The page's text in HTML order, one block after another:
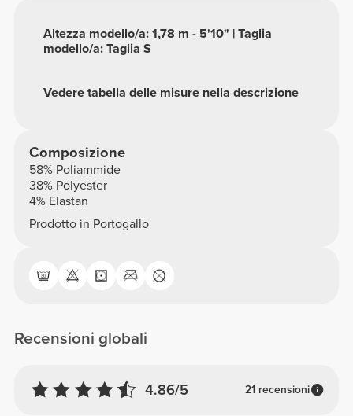
Vedere tabella delle misure nella descrizione
Altezza modello/a: 1,78 m - 5'10" | Taglia
modello/a: Taglia S
Composizione
58% Poliammide
38% Polyester
4% Elastan
Prodotto in Portogallo
Recensioni globali
4.86/5 21 recensioni